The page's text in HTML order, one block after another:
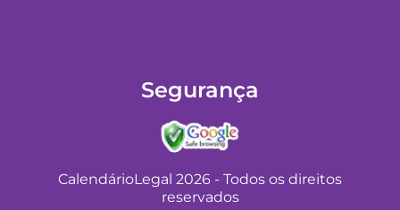
m
Segurança
CalendárioLegal 2026 - Todos os direitos
reservados